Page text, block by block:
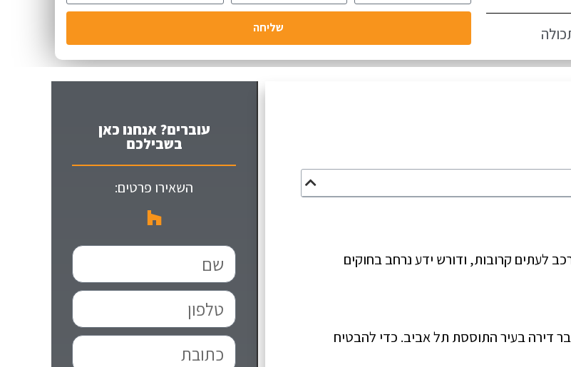
שליחה
לעתים קרובות, ודורש ידע נרחב בחוקים
דירה בעיר התוססת תל אביב. כדי להבטיח
עוברים? אנחנו כאן
בשבילכם
השאירו פרטים: